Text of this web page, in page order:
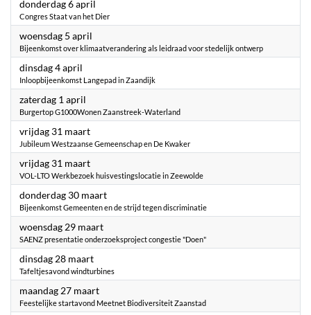
donderdag 6 april
Congres Staat van het Dier
woensdag 5 april
Bijeenkomst over klimaatverandering als leidraad voor stedelijk ontwerp
dinsdag 4 april
Inloopbijeenkomst Langepad in Zaandijk
zaterdag 1 april
Burgertop G1000Wonen Zaanstreek-Waterland
vrijdag 31 maart2023
Jubileum Westzaanse Gemeenschap en De Kwaker
vrijdag 31 maart2023
VOL-LTO Werkbezoek huisvestingslocatie in Zeewolde
donderdag 30 maart2023
Bijeenkomst Gemeenten en de strijd tegen discriminatie
woensdag 29 maart2023
SAENZ presentatie onderzoeksproject congestie "Doen"
dinsdag 28 maart2023
Tafeltjesavond windturbines
maandag 27 maart2023
Feestelijke startavond Meetnet Biodiversiteit Zaanstad